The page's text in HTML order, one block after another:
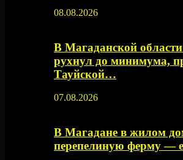
08.08.2026
В Магаданской
рухнул до минимума,
Тауйской…
07.08.2026
В Магадане в жилом
перепелиную ферму —